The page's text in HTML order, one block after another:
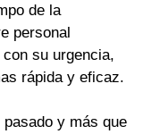
de la
personal
su urgencia,
rápida y eficaz.
y más que